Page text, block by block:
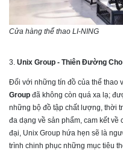
Cửa hàng thể thao LI-NING
3. Unix Group - Thiên Đường
Đối với những tín đồ của thể thao
Group đã không còn quá xa lạ;
những bộ đồ tập chất lượng, thời
đa dạng về sản phẩm, cam kết
đại, Unix Group hứa hẹn sẽ là
trình chinh phục những mục tiêu